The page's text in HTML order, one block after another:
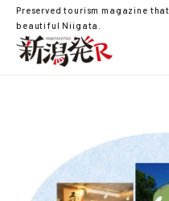
Preserved tourism magazine
beautiful Niigata.